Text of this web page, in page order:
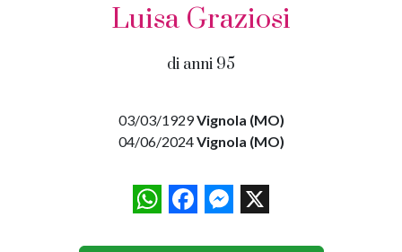
Luisa Graziosi
di anni 95
03/03/1929Vignola (MO)
04/06/2024Vignola (MO)
WhatsApp
FacebookMessenger
X